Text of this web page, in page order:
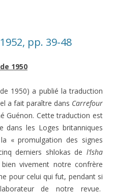
pp. 39-48
1950
1950) a publié la traduction
a fait paraître dans Carrefour
Guénon. Cette traduction est
dans les Loges britanniques
« promulgation des signes
derniers shlokas de l‘lsha
vivement notre confrère
pour celui qui fut, pendant si
de notre revue.